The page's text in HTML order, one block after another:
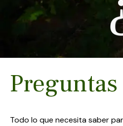
Todo lo que necesita saber